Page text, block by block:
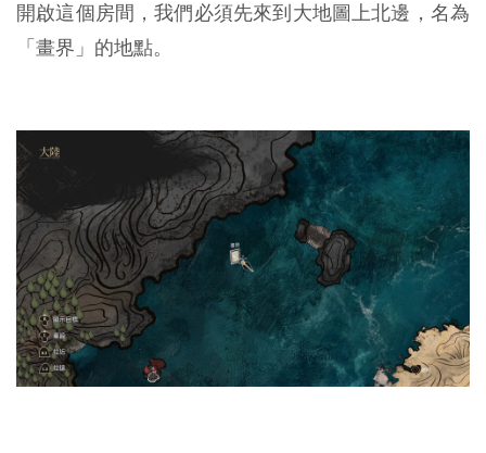
開啟這個房間，我們必須先來到大地圖上北邊，名為
「畫界」的地點。